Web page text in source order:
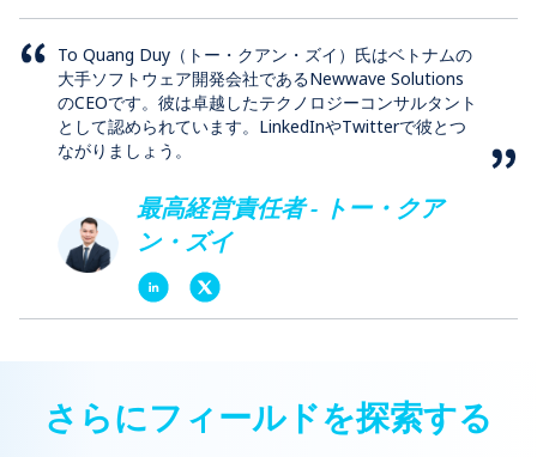
To Quang Duy（トー・クアン・ズイ）氏はベトナムの
大手ソフトウェア開発会社であるNewwave Solutions
のCEOです。彼は卓越したテクノロジーコンサルタント
として認められています。LinkedInやTwitterで彼とつ
ながりましょう。
最高経営責任者 - トー・クア
ン・ズイ
さらにフィールドを探索する